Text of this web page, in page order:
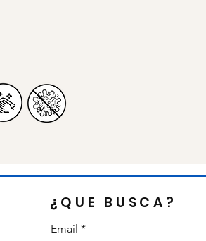
¿QUE BUSCA?
Email